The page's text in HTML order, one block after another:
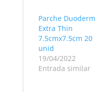
Parche Duoderm
Extra Thin
7.5cmx7.5cm 20
unid
19/04/2022
Entrada similar